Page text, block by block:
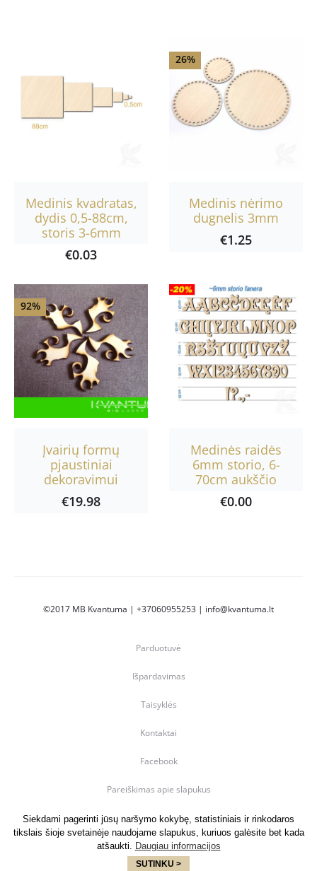
Siekdami pagerinti jūsų naršymo kokybę, statistiniais ir rinkodaros
tikslais šioje svetainėje naudojame slapukus, kuriuos galėsite bet kada
atšaukti. Daugiau informacijos
SUTINKU >
Medinis kvadratas,
dydis 0,5-88cm,
storis 3-6mm
€0.03
26%
Medinis nėrimo
dugnelis 3mm
€1.25
92%
Įvairių formų
pjaustiniai
dekoravimui
€19.98
Medinės raidės
6mm storio, 6-
70cm aukščio
€0.00
©2017 MB Kvantuma | +37060955253 | info@kvantuma.lt
Parduotuvė
Išpardavimas
Taisyklės
Kontaktai
Facebook
Pareiškimas apie slapukus